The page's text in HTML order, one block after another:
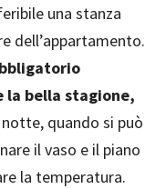
una stanza
dell’appartamento.
bella stagione,
quando si può
il vaso e il piano
la temperatura.